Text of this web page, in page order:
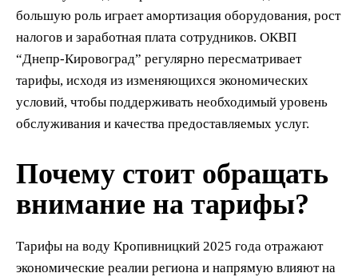
большую роль играет амортизация оборудования, рост
налогов и заработная плата сотрудников. ОКВП
“Днепр-Кировоград” регулярно пересматривает
тарифы, исходя из изменяющихся экономических
условий, чтобы поддерживать необходимый уровень
обслуживания и качества предоставляемых услуг.
Почему стоит обращать
внимание на тарифы?
Тарифы на воду Кропивницкий 2025 года отражают
экономические реалии региона и напрямую влияют на